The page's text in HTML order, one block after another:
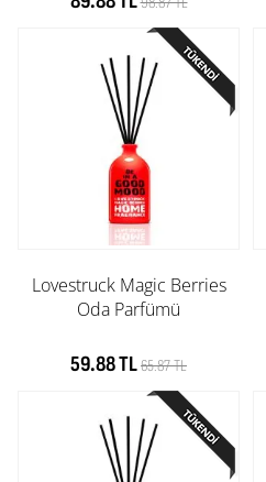
Lovestruck Magic Berries
Oda Parfümü
59.88 TL65.87 TL